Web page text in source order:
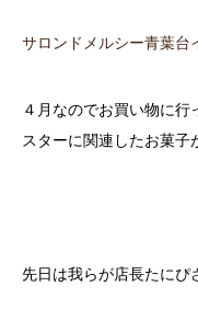
サロンドメルシー青葉台
４月なのでお買い物に
スターに関連したお菓子
先日は我らが店長たにぴ